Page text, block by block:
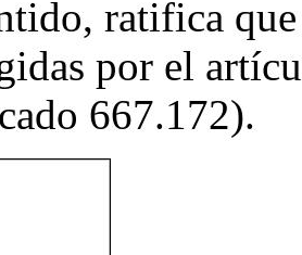
ratifica
por el
667.172).